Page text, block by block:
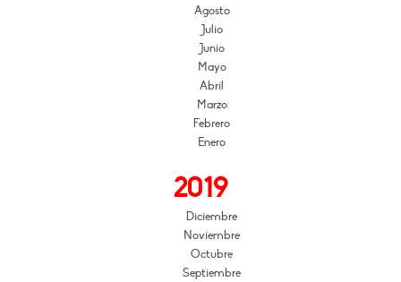
Agosto
Julio
Junio
Mayo
Abril
Marzo
Febrero
Enero
2019
Diciembre
Noviembre
Octubre
Septiembre